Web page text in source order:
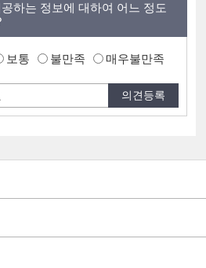
하는 정보에 대하여 어느 정도
보통 불만족 매우불만족